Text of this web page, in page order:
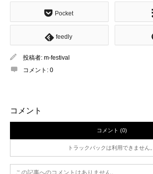
Pocket
feedly
投稿者: m-festival
コメント: 0
コメント
コメント (0)
トラックバックは利用できません。
この記事へのコメントはありません。